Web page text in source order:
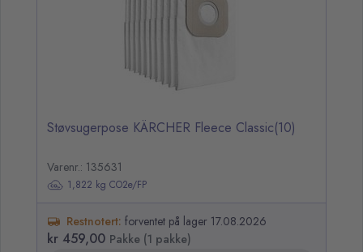
Støvsugerpose KÄRCHER Fleece Classic(10)
Varenr.: 135631
1,822 kg CO2e/FP
Restnotert: forventet på lager 17.08.2026
kr 459,00 Pakke (1 pakke)